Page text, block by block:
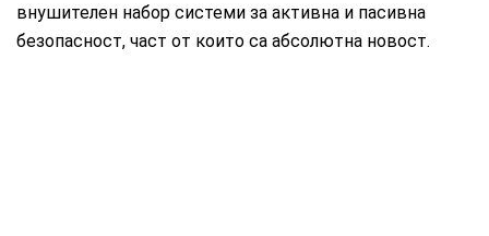
внушителен набор системи за активна и пасивна
безопасност, част от които са абсолютна новост.